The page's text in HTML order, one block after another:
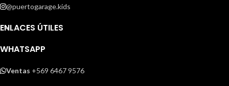
@puertogarage.kids
ENLACES ÚTILES
WHATSAPP
Ventas +569 6467 9576